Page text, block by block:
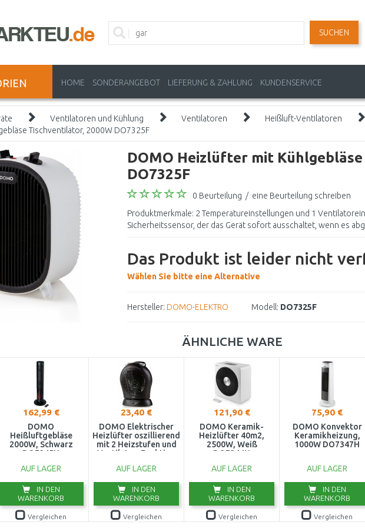
SUCHEN
HOME SONDERANGEBOT LIEFERUNG & ZAHLUNG KUNDENSERVICE
Ventilatoren und Kühlung Ventilatoren
Heißluft-Ventilatoren
Tischventilator, 2000W DO7325F
DOMO Heizlüfter mit
DO7325F
0 Beurteilung / eine Beurteilung schreiben
Produktmerkmale: 2 Temperatureinstellungen und 1
Sicherheitssensor, der das Gerät sofort ausschaltet, wenn es
Das Produkt ist leider nicht
Wählen Sie bitte eine Alternative
Hersteller: DOMO-ELEKTRO Modell: DO7325F
ÄHNLICHE WARE
162,99 €
DOMO
Heißluftgebläse
2000W, Schwarz
DO7345H
AUF LAGER
IN DEN
WARENKORB
Vergleichen
23,40 €
DOMO Elektrischer
Heizlüfter oszillierend
mit 2 Heizstufen und
Ventilator-Funktion
AUF LAGER
IN DEN
WARENKORB
Vergleichen
121,90 €
DOMO Keramik-
Heizlüfter 40m2,
2500W, Weiß
DO7344H
AUF LAGER
IN DEN
WARENKORB
Vergleichen
75,90 €
DOMO Konvektor
Keramikheizung,
1000W DO7347H
AUF LAGER
IN DEN
WARENKORB
Vergleichen